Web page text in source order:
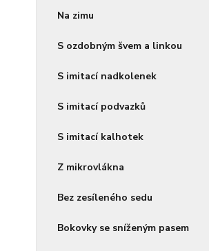
Na zimu
S ozdobným švem a linkou
S imitací nadkolenek
S imitací podvazků
S imitací kalhotek
Z mikrovlákna
Bez zesíleného sedu
Bokovky se sníženým pasem